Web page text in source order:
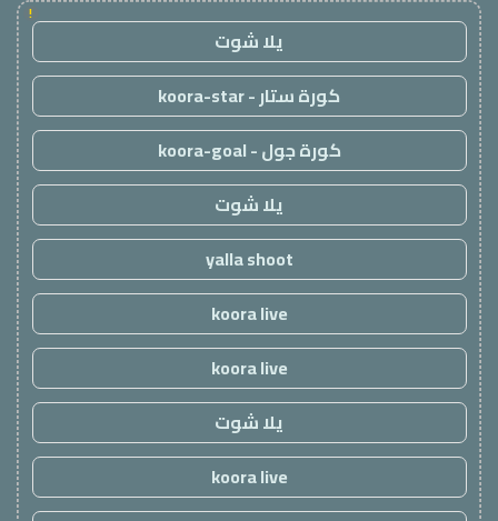
!
يلا شوت
كورة ستار - koora-star
كورة جول - koora-goal
يلا شوت
yalla shoot
koora live
koora live
يلا شوت
koora live